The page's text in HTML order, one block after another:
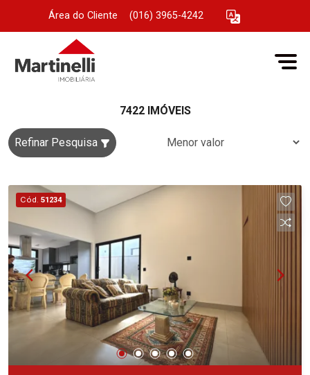
Área do Cliente (016) 3965-4242
7422 IMÓVEIS
Refinar Pesquisa
Cód. 51234